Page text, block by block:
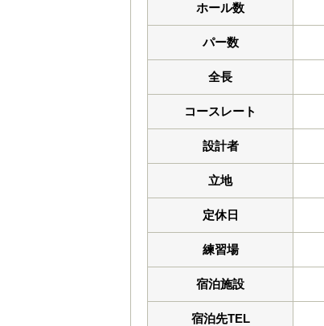
ホール数
パー数
全長
コースレート
設計者
立地
定休日
練習場
宿泊施設
宿泊先TEL